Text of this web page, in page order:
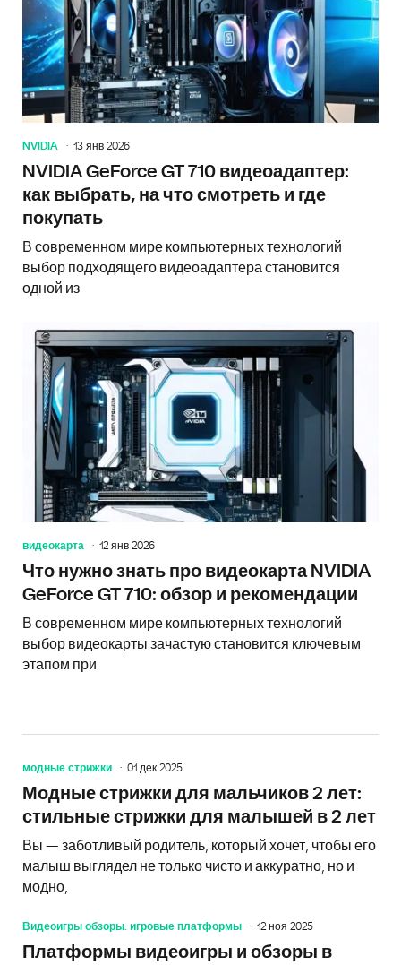
NVIDIA 13 янв 2026
NVIDIA GeForce GT 710 видеоадаптер:
как выбрать, на что смотреть и где
покупать
В современном мире компьютерных технологий
выбор подходящего видеоадаптера становится
одной из
видеокарта 12 янв 2026
Что нужно знать про видеокарта NVIDIA
GeForce GT 710: обзор и рекомендации
В современном мире компьютерных технологий
выбор видеокарты зачастую становится ключевым
этапом при
модные стрижки 01 дек 2025
Модные стрижки для мальчиков 2 лет:
стильные стрижки для малышей в 2 лет
Вы — заботливый родитель, который хочет, чтобы его
малыш выглядел не только чисто и аккуратно, но и
модно,
Видеоигры обзоры: игровые платформы 12 ноя 2025
Платформы видеоигры и обзоры в